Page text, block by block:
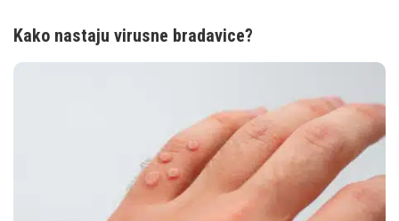
Kako nastaju virusne bradavice?